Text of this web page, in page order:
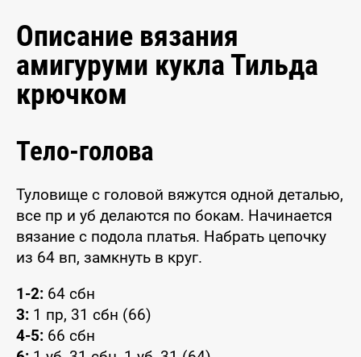
Описание вязания
амигуруми кукла Тильда
крючком
Тело-голова
Туловище с головой вяжутся одной деталью,
все пр и уб делаются по бокам. Начинается
вязание с подола платья. Набрать цепочку
из 64 вп, замкнуть в круг.
1-2: 64 сбн
3: 1 пр, 31 сбн (66)
4-5: 66 сбн